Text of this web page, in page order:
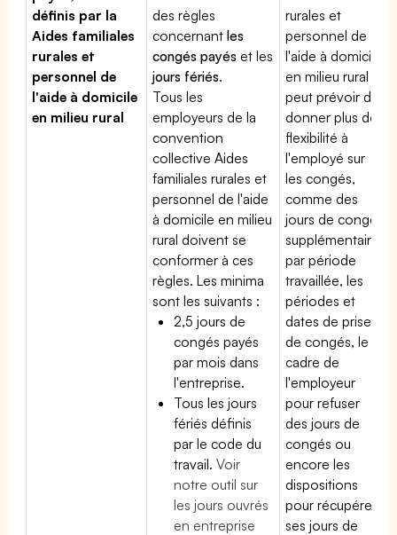
définis par la
Aides familiales
rurales et
personnel de
l'aide à domicile
en milieu rural
des règles
concernantles
congés payés et les
jours fériés.
Tous les
employeurs de la
convention
collective Aides
familiales rurales et
personnel de l'aide
à domicile en milieu
rural doivent se
conformer à ces
règles. Les minima
sont les suivants :
2,5 jours de
congés payés
par mois dans
l'entreprise.
Tous les jours
fériés définis
par le code du
travail.Voir
notre outil sur
les jours ouvrés
en entreprise
rurales et
personnel de
l'aide à domicile
en milieu rural
peut prévoir de
donner plus de
flexibilité à
l'employé sur
les congés,
comme des
jours de congé
supplémentaires
par période
travaillée, les
périodes et
dates de prise
de congés, le
cadre de
l'employeur
pour refuser
des jours de
congés ou
encore les
dispositions
pour récupérer
ses jours de